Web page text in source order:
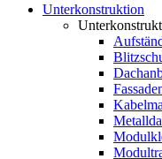
Unterkonstruktion